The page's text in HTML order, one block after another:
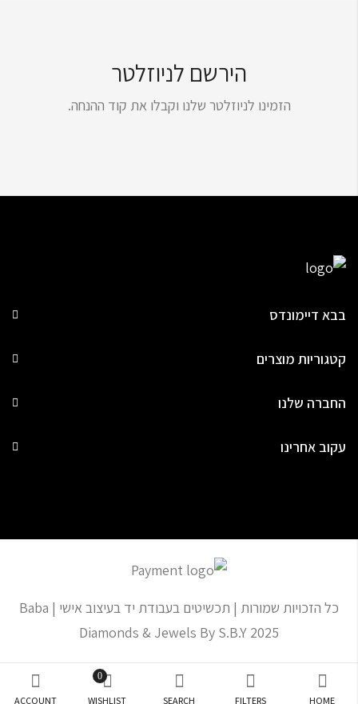
הירשם לניוזלטר
הזמינו לניוזלטר שלנו וקבלו את קוד ההנחה.
בבא דיימונדס
קטגוריות מוצרים
החברה שלנו
עקוב אחרינו
כל הזכויות שמורות | תכשיטים בעבודת יד בעיצוב אישי | Baba
Diamonds & Jewels By S.B.Y 2025
HOME
FILTERS
SEARCH
0
WISHLIST
ACCOUNT